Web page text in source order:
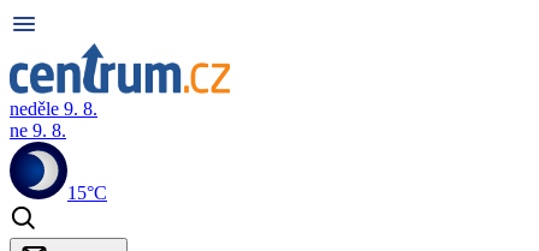
neděle 9. 8.
ne 9. 8.
15°C